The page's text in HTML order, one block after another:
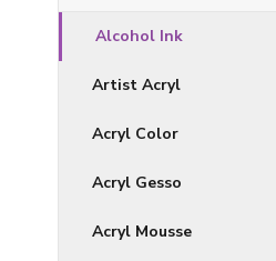
Alcohol Ink
Artist Acryl
Acryl Color
Acryl Gesso
Acryl Mousse